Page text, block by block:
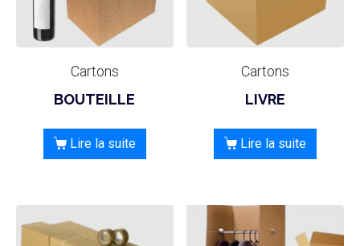
Cartons
BOUTEILLE
Lire la suite
Cartons
LIVRE
Lire la suite